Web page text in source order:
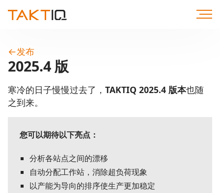
←发布
2025.4 版
寒冷的日子慢慢过去了， TAKTIQ 2025.4 版本也随
之到来。
您可以期待以下亮点：
分析各站点之间的漂移
自动分配工作站，消除超负荷现象
以产能为导向的排序使生产更加稳定